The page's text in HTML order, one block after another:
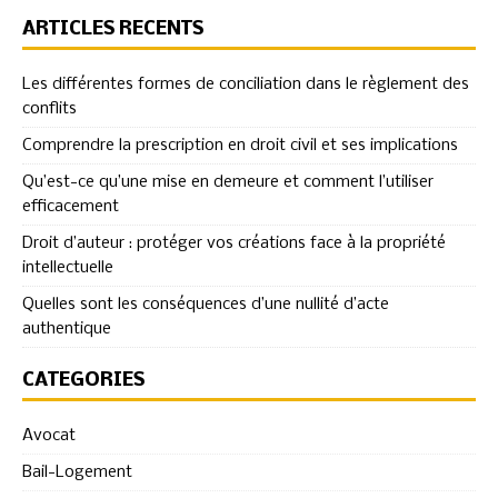
ARTICLES RÉCENTS
Les différentes formes de conciliation dans le règlement des
conflits
Comprendre la prescription en droit civil et ses implications
Qu’est-ce qu’une mise en demeure et comment l’utiliser
efficacement
Droit d’auteur : protéger vos créations face à la propriété
intellectuelle
Quelles sont les conséquences d’une nullité d’acte
authentique
CATÉGORIES
Avocat
Bail-Logement